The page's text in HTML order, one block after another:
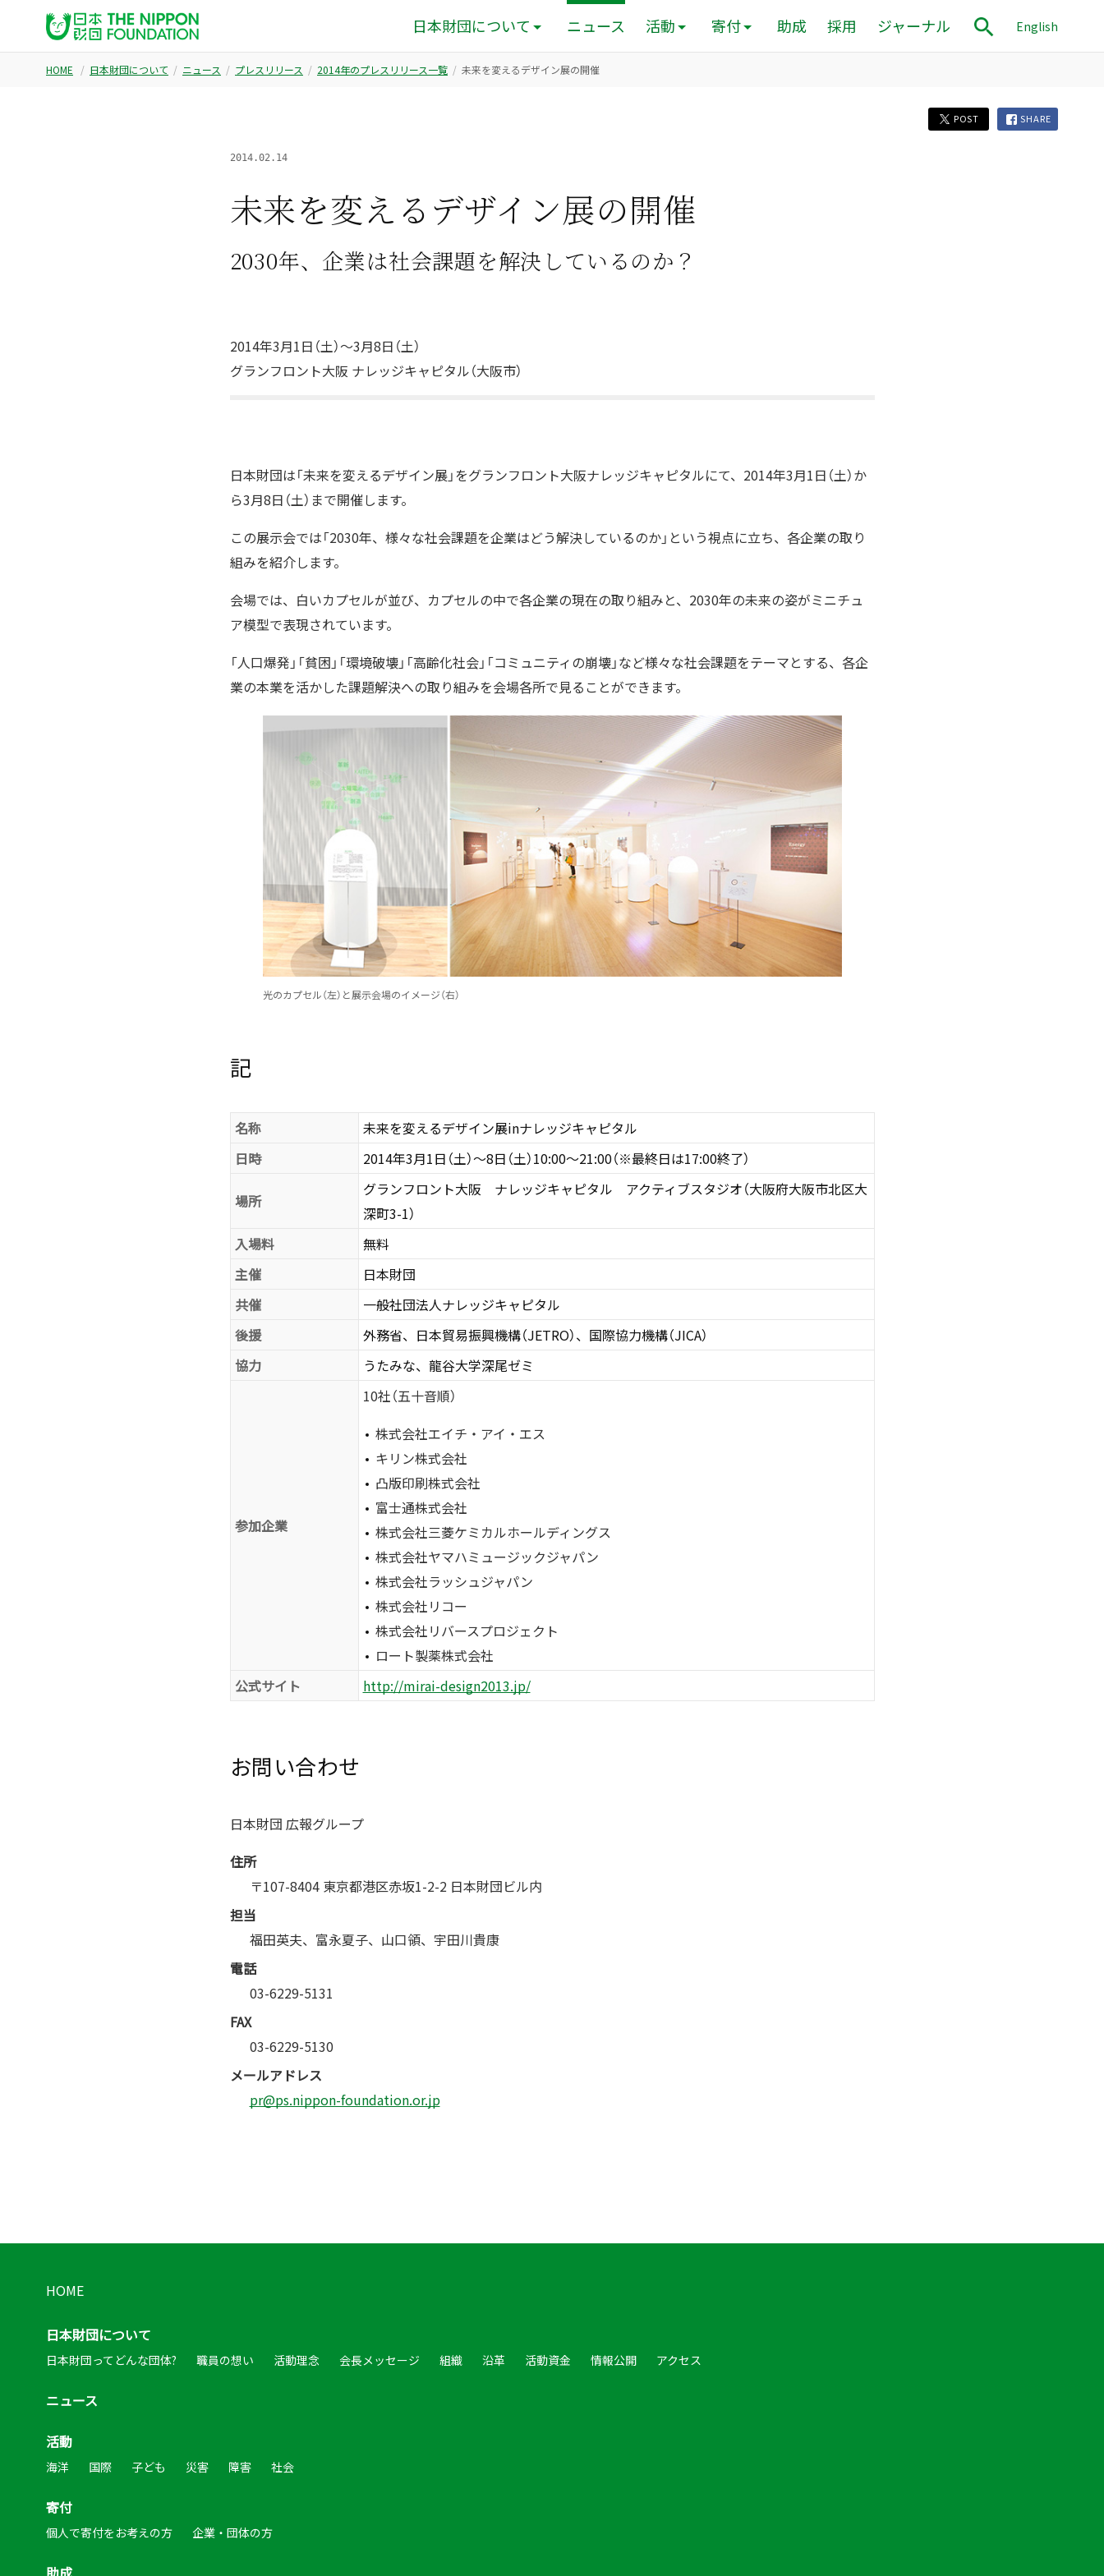
日本財団について ニュース 活動 寄付 助成 採用 ジャーナル English
HOME 日本財団について ニュース プレスリリース 2014年のプレスリリース一覧 未来を変えるデザイン展の開催
POST SHARE
2014.02.14
未来を変えるデザイン展の開催
2030年、企業は社会課題を解決しているのか？
2014年3月1日（土）〜3月8日（土）
グランフロント大阪 ナレッジキャピタル（大阪市）
日本財団は「未来を変えるデザイン展」をグランフロント大阪ナレッジキャピタルにて、2014年3月1日（土）か
ら3月8日（土）まで開催します。
この展示会では「2030年、様々な社会課題を企業はどう解決しているのか」という視点に立ち、各企業の取り
組みを紹介します。
会場では、白いカプセルが並び、カプセルの中で各企業の現在の取り組みと、2030年の未来の姿がミニチュ
ア模型で表現されています。
「人口爆発」「貧困」「環境破壊」「高齢化社会」「コミュニティの崩壊」など様々な社会課題をテーマとする、各企
業の本業を活かした課題解決への取り組みを会場各所で見ることができます。
光のカプセル（左）と展示会場のイメージ（右）
記
名称
未来を変えるデザイン展inナレッジキャピタル
日時
2014年3月1日（土）〜8日（土）10:00〜21:00（※最終日は17:00終了）
場所
グランフロント大阪 ナレッジキャピタル アクティブスタジオ（大阪府大阪市北区大
深町3-1）
入場料
無料
主催
日本財団
共催
一般社団法人ナレッジキャピタル
後援
外務省、日本貿易振興機構（JETRO）、国際協力機構（JICA）
協力
うたみな、龍谷大学深尾ゼミ
参加企業
10社（五十音順）
株式会社エイチ・アイ・エス
キリン株式会社
凸版印刷株式会社
富士通株式会社
株式会社三菱ケミカルホールディングス
株式会社ヤマハミュージックジャパン
株式会社ラッシュジャパン
株式会社リコー
株式会社リバースプロジェクト
ロート製薬株式会社
公式サイト
http://mirai-design2013.jp/
お問い合わせ
日本財団 広報グループ
住所
〒107-8404 東京都港区赤坂1-2-2 日本財団ビル内
担当
福田英夫、富永夏子、山口領、宇田川貴康
電話
03-6229-5131
FAX
03-6229-5130
メールアドレス
pr@ps.nippon-foundation.or.jp
HOME
日本財団について
日本財団ってどんな団体? 職員の想い 活動理念 会長メッセージ 組織 沿革 活動資金 情報公開 アクセス
ニュース
活動
海洋 国際 子ども 災害 障害 社会
寄付
個人で寄付をお考えの方 企業・団体の方